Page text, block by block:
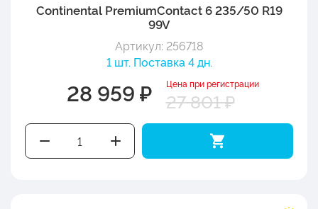
Continental PremiumContact 6 235/50 R19
99V
Артикул: 256718
1 шт. Поставка 4 дн.
28 959 ₽ Цена при регистрации
27 801 ₽